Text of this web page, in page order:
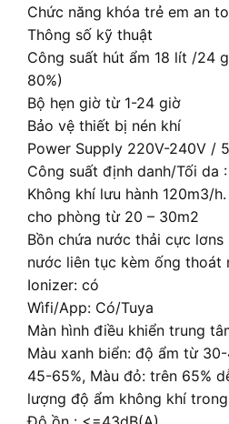
Chức năng khóa trẻ em an
Thông số kỹ thuật
Công suất hút ẩm 18 lít /24
80%)
Bộ hẹn giờ từ 1-24 giờ
Bảo vệ thiết bị nén khí
Power Supply 220V-240V /
Công suất định danh/Tối da
Không khí lưu hành 120m3/
cho phòng từ 20 – 30m2
Bồn chứa nước thải cực
nước liên tục kèm ống thoát
Ionizer: có
Wìfi/App: Có/Tuya
Màn hình điều khiển trung
Màu xanh biển: độ ẩm từ
45-65%, Màu đỏ: trên 65%
lượng độ ẩm không khí